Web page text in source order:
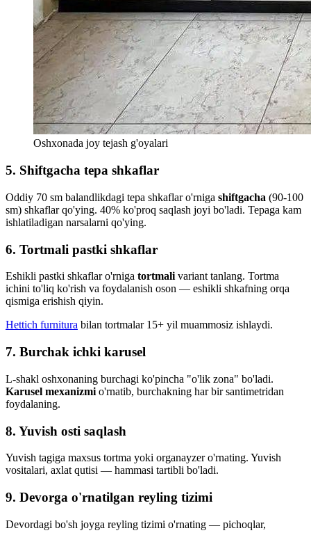
Oshxonada joy tejash g'oyalari
5. Shiftgacha tepa shkaflar
Oddiy 70 sm balandlikdagi tepa shkaflar o'rniga shiftgacha (90-100
sm) shkaflar qo'ying. 40% ko'proq saqlash joyi bo'ladi. Tepaga kam
ishlatiladigan narsalarni qo'ying.
6. Tortmali pastki shkaflar
Eshikli pastki shkaflar o'rniga tortmali variant tanlang. Tortma
ichini to'liq ko'rish va foydalanish oson — eshikli shkafning orqa
qismiga erishish qiyin.
Hettich furnitura bilan tortmalar 15+ yil muammosiz ishlaydi.
7. Burchak ichki karusel
L-shakl oshxonaning burchagi ko'pincha "o'lik zona" bo'ladi.
Karusel mexanizmi o'rnatib, burchakning har bir santimetridan
foydalaning.
8. Yuvish osti saqlash
Yuvish tagiga maxsus tortma yoki organayzer o'rnating. Yuvish
vositalari, axlat qutisi — hammasi tartibli bo'ladi.
9. Devorga o'rnatilgan reyling tizimi
Devordagi bo'sh joyga reyling tizimi o'rnating — pichoqlar,